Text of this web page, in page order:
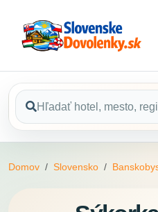
Domov Slovensko